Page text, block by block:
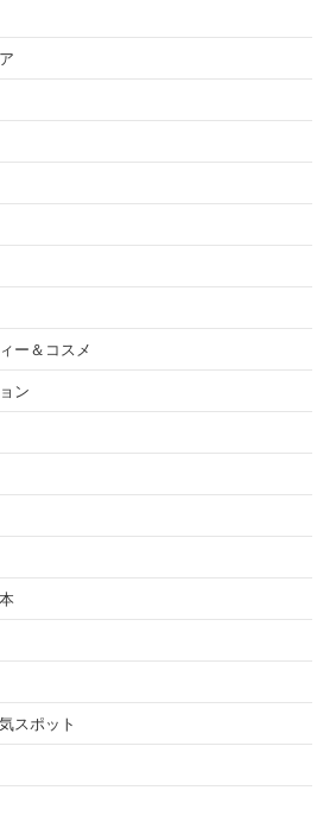
ー＆コスメ
ン
スポット